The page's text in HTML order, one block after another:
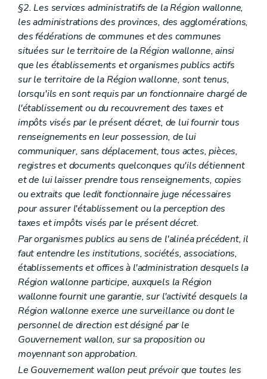
§2. Les services administratifs de la Région wallonne,
les administrations des provinces, des agglomérations,
des fédérations de communes et des communes
situées sur le territoire de la Région wallonne, ainsi
que les établissements et organismes publics actifs
sur le territoire de la Région wallonne, sont tenus,
lorsqu'ils en sont requis par un fonctionnaire chargé de
l'établissement ou du recouvrement des taxes et
impôts visés par le présent décret, de lui fournir tous
renseignements en leur possession, de lui
communiquer, sans déplacement, tous actes, pièces,
registres et documents quelconques qu'ils détiennent
et de lui laisser prendre tous renseignements, copies
ou extraits que ledit fonctionnaire juge nécessaires
pour assurer l'établissement ou la perception des
taxes et impôts visés par le présent décret.
Par organismes publics au sens de l'alinéa précédent, il
faut entendre les institutions, sociétés, associations,
établissements et offices à l'administration desquels la
Région wallonne participe, auxquels la Région
wallonne fournit une garantie, sur l'activité desquels la
Région wallonne exerce une surveillance ou dont le
personnel de direction est désigné par le
Gouvernement wallon, sur sa proposition ou
moyennant son approbation.
Le Gouvernement wallon peut prévoir que toutes les